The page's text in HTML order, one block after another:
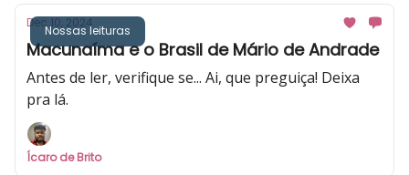
Nossas leituras
Dec 10, 2024
Macunaíma e o Brasil de Mário de Andrade
Antes de ler, verifique se... Ai, que preguiça! Deixa
pra lá.
Ícaro de Brito